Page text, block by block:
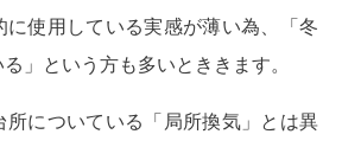
に使用している実感が薄い為、「冬
」という方も多いとききます。
所についている「局所換気」とは異